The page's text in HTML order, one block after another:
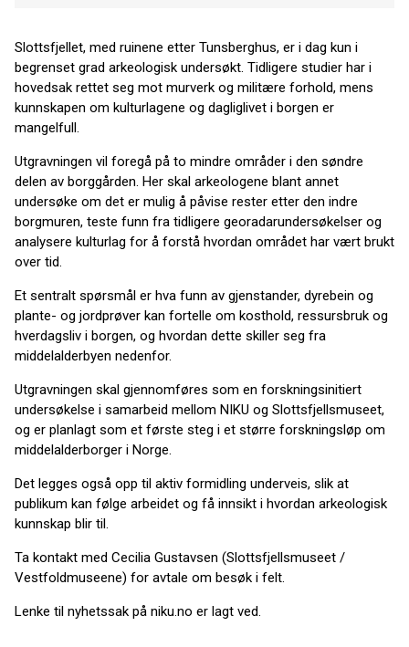
Slottsfjellet, med ruinene etter Tunsberghus, er i dag kun i
begrenset grad arkeologisk undersøkt. Tidligere studier har i
hovedsak rettet seg mot murverk og militære forhold, mens
kunnskapen om kulturlagene og dagliglivet i borgen er
mangelfull.
Utgravningen vil foregå på to mindre områder i den søndre
delen av borggården. Her skal arkeologene blant annet
undersøke om det er mulig å påvise rester etter den indre
borgmuren, teste funn fra tidligere georadarundersøkelser og
analysere kulturlag for å forstå hvordan området har vært brukt
over tid.
Et sentralt spørsmål er hva funn av gjenstander, dyrebein og
plante- og jordprøver kan fortelle om kosthold, ressursbruk og
hverdagsliv i borgen, og hvordan dette skiller seg fra
middelalderbyen nedenfor.
Utgravningen skal gjennomføres som en forskningsinitiert
undersøkelse i samarbeid mellom NIKU og Slottsfjellsmuseet,
og er planlagt som et første steg i et større forskningsløp om
middelalderborger i Norge.
Det legges også opp til aktiv formidling underveis, slik at
publikum kan følge arbeidet og få innsikt i hvordan arkeologisk
kunnskap blir til.
Ta kontakt med Cecilia Gustavsen (Slottsfjellsmuseet /
Vestfoldmuseene) for avtale om besøk i felt.
Lenke til nyhetssak på niku.no er lagt ved.